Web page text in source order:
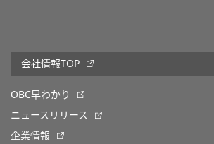
会社情報TOP
OBC早わかり
ニュースリリース
企業情報